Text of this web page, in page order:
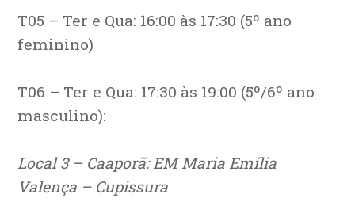
T05 – Ter e Qua: 16:00 às 17:30 (5º ano
feminino)
T06 – Ter e Qua: 17:30 às 19:00 (5º/6º ano
masculino):
Local 3 – Caaporã: EM Maria Emília
Valença – Cupissura